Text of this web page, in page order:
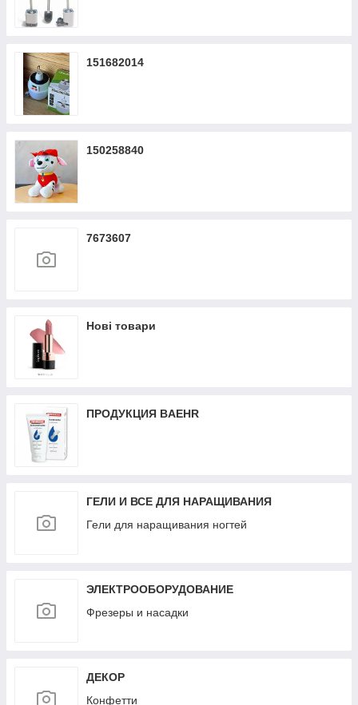
151682014
150258840
7673607
Нові товари
ПРОДУКЦИЯ BAEHR
ГЕЛИ И ВСЕ ДЛЯ НАРАЩИВАНИЯ
Гели для наращивания ногтей
ЭЛЕКТРООБОРУДОВАНИЕ
Фрезеры и насадки
ДЕКОР
Конфетти